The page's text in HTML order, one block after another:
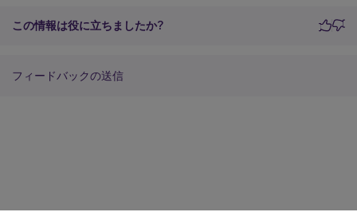
この情報は役に立ちましたか?
フィードバックの送信